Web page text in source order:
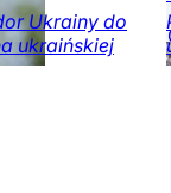
Ukrainy do
ukraińskiej